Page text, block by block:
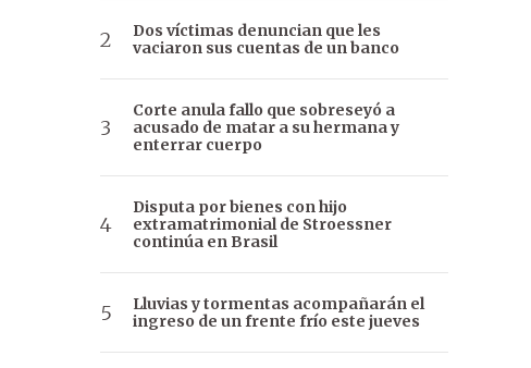
Dos víctimas denuncian que les
vaciaron sus cuentas de un banco
Corte anula fallo que sobreseyó a
acusado de matar a su hermana y
enterrar cuerpo
Disputa por bienes con hijo
extramatrimonial de Stroessner
continúa en Brasil
Lluvias y tormentas acompañarán el
ingreso de un frente frío este jueves